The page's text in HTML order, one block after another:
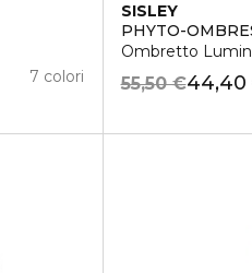
7 colori
SISLEY
PHYTO-
Ombretto
44,40
55,50 €